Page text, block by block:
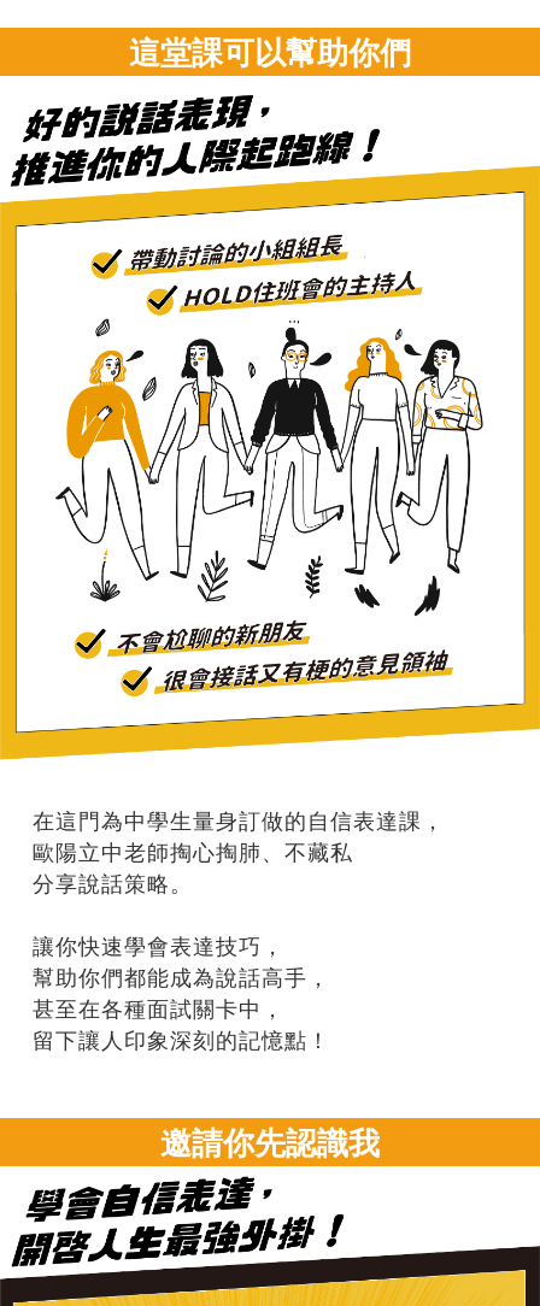
這堂課可以幫助你們
在這門為中學生量身訂做的自信表達課，
歐陽立中老師掏心掏肺、不藏私
分享說話策略。
讓你快速學會表達技巧，
幫助你們都能成為說話高手，
甚至在各種面試關卡中，
留下讓人印象深刻的記憶點！
邀請你先認識我